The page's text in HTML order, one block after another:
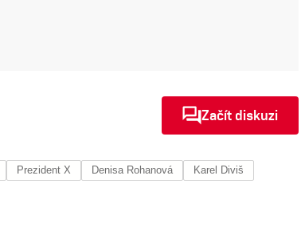
Začít diskuzi
Prezident X Denisa Rohanová Karel Diviš